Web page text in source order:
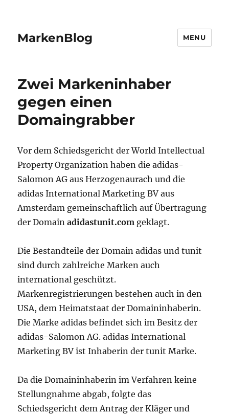
MarkenBlog MENU
Zwei Markeninhaber
gegen einen
Domaingrabber
Vor dem Schiedsgericht der World Intellectual
Property Organization haben die adidas-
Salomon AG aus Herzogenaurach und die
adidas International Marketing BV aus
Amsterdam gemeinschaftlich auf Übertragung
der Domainadidastunit.com geklagt.
Die Bestandteile der Domain adidas und tunit
sind durch zahlreiche Marken auch
international geschützt.
Markenregistrierungen bestehen auch in den
USA, dem Heimatstaat der Domaininhaberin.
Die Marke adidas befindet sich im Besitz der
adidas-Salomon AG. adidas International
Marketing BV ist Inhaberin der tunit Marke.
Da die Domaininhaberin im Verfahren keine
Stellungnahme abgab, folgte das
Schiedsgericht dem Antrag der Kläger und